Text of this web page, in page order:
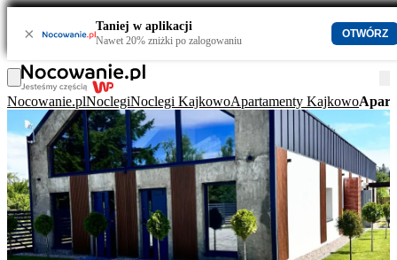
× Taniej w aplikacji
Nawet 20% zniżki po zalogowaniu
OTWÓRZ
Nocowanie.plNoclegiNoclegi KajkowoApartamenty Kajkowo